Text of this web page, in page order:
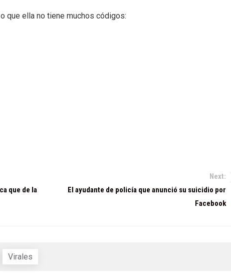
que ella no tiene muchos códigos:
que de la
Next:
El ayudante de policía que anunció su suicidio por
Facebook
Virales